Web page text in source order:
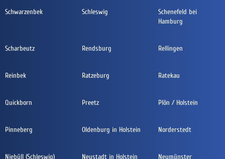
Schwarzenbek Schleswig
Schenefeld bei
Hamburg
Scharbeutz Rendsburg Rellingen
Reinbek Ratzeburg Ratekau
Quickborn Preetz Plön / Holstein
Pinneberg Oldenburg in Holstein Norderstedt
Niebüll (Schleswig) Neustadt in Holstein Neumünster